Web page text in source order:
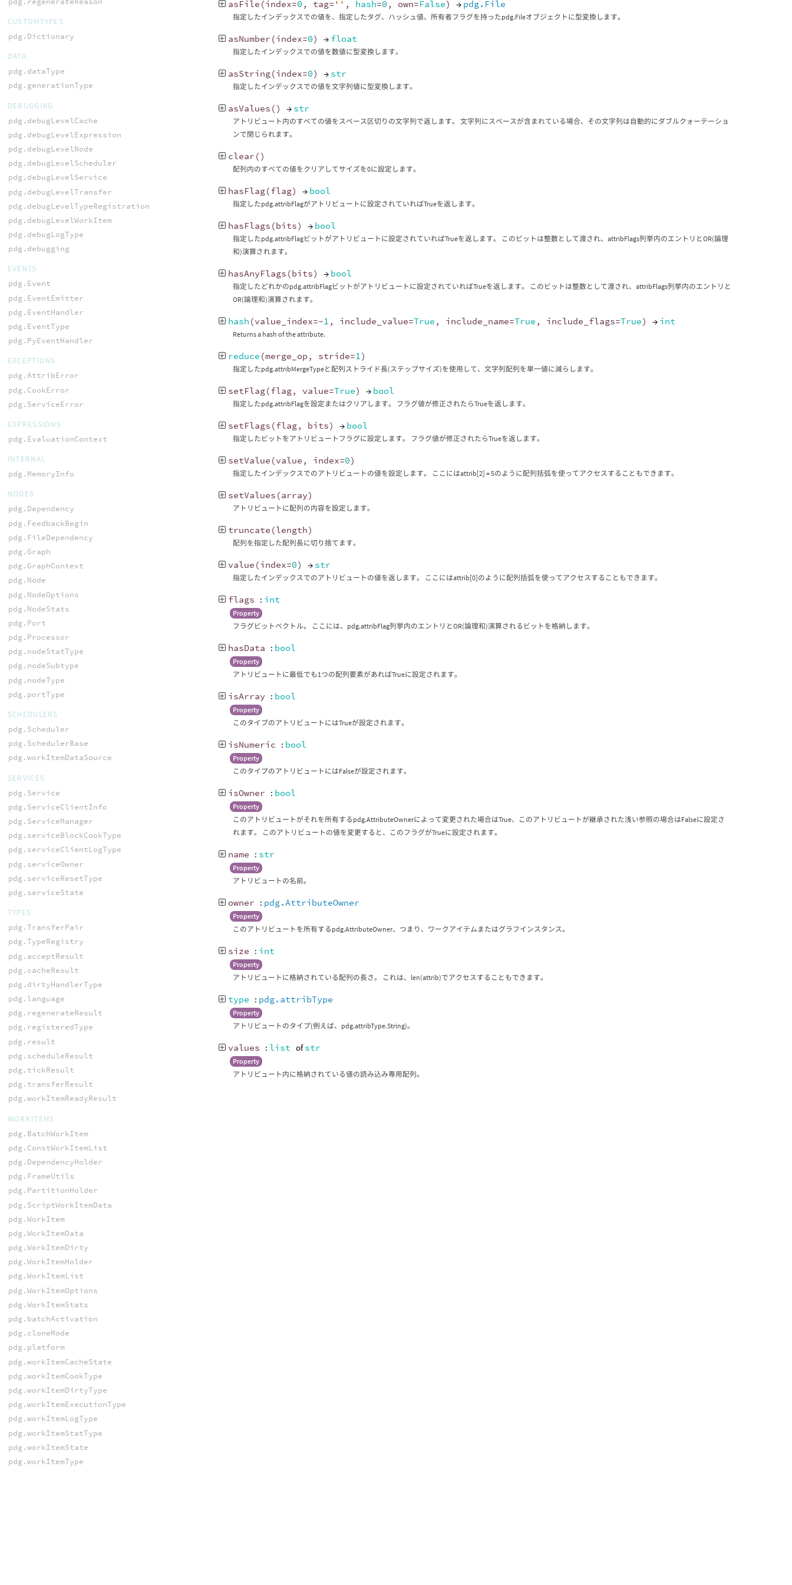
asFile (index=0 , tag= '' , hash=0 , own=False) → pdg.File
指定したインデックスでの値を、指定したタグ、ハッシュ値、所有者フラグを持ったpdg.Fileオブジェクトに型変換します。
asNumber (index=0) → float
指定したインデックスでの値を数値に型変換します。
asString(index=0) → str
指定したインデックスでの値を文字列値に型変換します。
asValues () → str
アトリビュート内のすべての値をスペース区切りの文字列で返します。 文字列にスペースが含まれている場合、その文字列は自動的にダブルクォーテーショ
ンで閉じられます。
clear ()
配列内のすべての値をクリアしてサイズを0に設定します。
hasFlag(flag) → bool
指定したpdg.attribFlagがアトリビュートに設定されていればTrueを返します。
hasFlags (bits) → bool
指定したpdg.attribFlagビットがアトリビュートに設定されていればTrueを返します。 このビットは整数として渡され、attribFlags列挙内のエントリとOR(論理
和)演算されます。
hasAnyFlags (bits) → bool
指定したどれかのpdg.attribFlagビットがアトリビュートに設定されていればTrueを返します。 このビットは整数として渡され、attribFlags列挙内のエントリと
OR(論理和)演算されます。
hash (value_index=-1 , include_value=True , include_name=True , include_flags=True) → int
Returns a hash of the attribute.
reduce (merge_op , stride=1)
指定したpdg.attribMergeTypeと配列ストライド長(ステップサイズ)を使用して、文字列配列を単一値に減らします。
setFlag(flag, value=True) → bool
指定したpdg.attribFlagを設定またはクリアします。 フラグ値が修正されたらTrueを返します。
setFlags (flag, bits) → bool
指定したビットをアトリビュートフラグに設定します。 フラグ値が修正されたらTrueを返します。
setValue (value , index=0)
指定したインデックスでのアトリビュートの値を設定します。 ここにはattrib[2] = 5のように配列括弧を使ってアクセスすることもできます。
setValues (array)
アトリビュートに配列の内容を設定します。
truncate (length)
配列を指定した配列長に切り捨てます。
value (index=0) → str
指定したインデックスでのアトリビュートの値を返します。 ここにはattrib[0]のように配列括弧を使ってアクセスすることもできます。
flags : int
Property
フラグビットベクトル。 ここには、pdg.attribFlag列挙内のエントリとOR(論理和)演算されるビットを格納します。
hasData : bool
Property
アトリビュートに最低でも1つの配列要素があればTrueに設定されます。
isArray : bool
Property
このタイプのアトリビュートにはTrueが設定されます。
isNumeric : bool
Property
このタイプのアトリビュートにはFalseが設定されます。
isOwner : bool
Property
このアトリビュートがそれを所有するpdg.AttributeOwnerによって変更された場合はTrue、このアトリビュートが継承された浅い参照の場合はFalseに設定さ
れます。 このアトリビュートの値を変更すると、このフラグがTrueに設定されます。
name : str
Property
アトリビュートの名前。
owner : pdg.AttributeOwner
Property
このアトリビュートを所有するpdg.AttributeOwner、つまり、ワークアイテムまたはグラフインスタンス。
size : int
Property
アトリビュートに格納されている配列の長さ。 これは、len(attrib)でアクセスすることもできます。
type : pdg.attribType
Property
アトリビュートのタイプ(例えば、pdg.attribType.String)。
values : list ofstr
Property
アトリビュート内に格納されている値の読み込み専用配列。
CUSTOMTYPES
pdg.Dictionary
DATA
pdg.dataType
pdg.generationType
DEBUGGING
pdg.debugLevelCache
pdg.debugLevelExpression
pdg.debugLevelNode
pdg.debugLevelScheduler
pdg.debugLevelService
pdg.debugLevelTransfer
pdg.debugLevelTypeRegistration
pdg.debugLevelWorkItem
pdg.debugLogType
pdg.debugging
EVENTS
pdg.Event
pdg.EventEmitter
pdg.EventHandler
pdg.EventType
pdg.PyEventHandler
EXCEPTIONS
pdg.AttribError
pdg.CookError
pdg.ServiceError
EXPRESSIONS
pdg.EvaluationContext
INTERNAL
pdg.MemoryInfo
NODES
pdg.Dependency
pdg.FeedbackBegin
pdg.FileDependency
pdg.Graph
pdg.GraphContext
pdg.Node
pdg.NodeOptions
pdg.NodeStats
pdg.Port
pdg.Processor
pdg.nodeStatType
pdg.nodeSubtype
pdg.nodeType
pdg.portType
SCHEDULERS
pdg.Scheduler
pdg.SchedulerBase
pdg.workItemDataSource
SERVICES
pdg.Service
pdg.ServiceClientInfo
pdg.ServiceManager
pdg.serviceBlockCookType
pdg.serviceClientLogType
pdg.serviceOwner
pdg.serviceResetType
pdg.serviceState
TYPES
pdg.TransferPair
pdg.TypeRegistry
pdg.acceptResult
pdg.cacheResult
pdg.dirtyHandlerType
pdg.language
pdg.regenerateResult
pdg.registeredType
pdg.result
pdg.scheduleResult
pdg.tickResult
pdg.transferResult
pdg.workItemReadyResult
WORKITEMS
pdg.BatchWorkItem
pdg.ConstWorkItemList
pdg.DependencyHolder
pdg.FrameUtils
pdg.PartitionHolder
pdg.ScriptWorkItemData
pdg.WorkItem
pdg.WorkItemData
pdg.WorkItemDirty
pdg.WorkItemHolder
pdg.WorkItemList
pdg.WorkItemOptions
pdg.WorkItemStats
pdg.batchActivation
pdg.cloneMode
pdg.platform
pdg.workItemCacheState
pdg.workItemCookType
pdg.workItemDirtyType
pdg.workItemExecutionType
pdg.workItemLogType
pdg.workItemStatType
pdg.workItemState
pdg.workItemType